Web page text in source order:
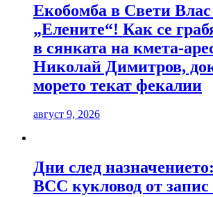
Екобомба в Свети
„Елените“! Как се
в сянката на кмета-
Николай Димитров,
морето текат фекалии
август 9, 2026
Дни след
ВСС кукловод от